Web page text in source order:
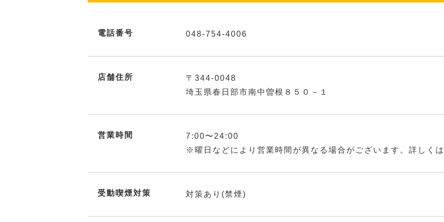
電話番号 048-754-4006
店舗住所
〒344-0048
埼玉県春日部市南中曽根８５０－１
営業時間
7:00〜24:00
※曜日などにより営業時間が異なる場合がございます。詳しく
受動喫煙対策 対策あり(禁煙)